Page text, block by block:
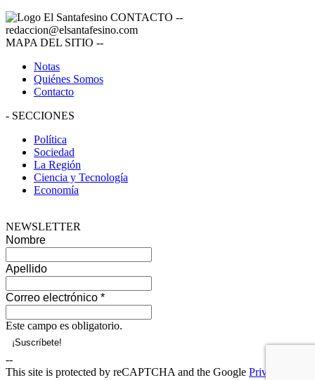
CONTACTO --
redaccion@elsantafesino.com
MAPA DEL SITIO --
Notas
Quiénes Somos
Contacto
- SECCIONES
Política
Sociedad
La Región
Ciencia y Tecnología
Economía
NEWSLETTER
Nombre
Apellido
Correo electrónico *
Este campo es obligatorio.
--
This site is protected by reCAPTCHA and the Google Privacy